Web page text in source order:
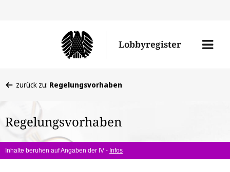
Lobbyregister
Menü
befinden
hier:
zurück zu: Regelungsvorhaben
Regelungsvorhaben
Inhalte beruhen auf Angaben der IV - Infos